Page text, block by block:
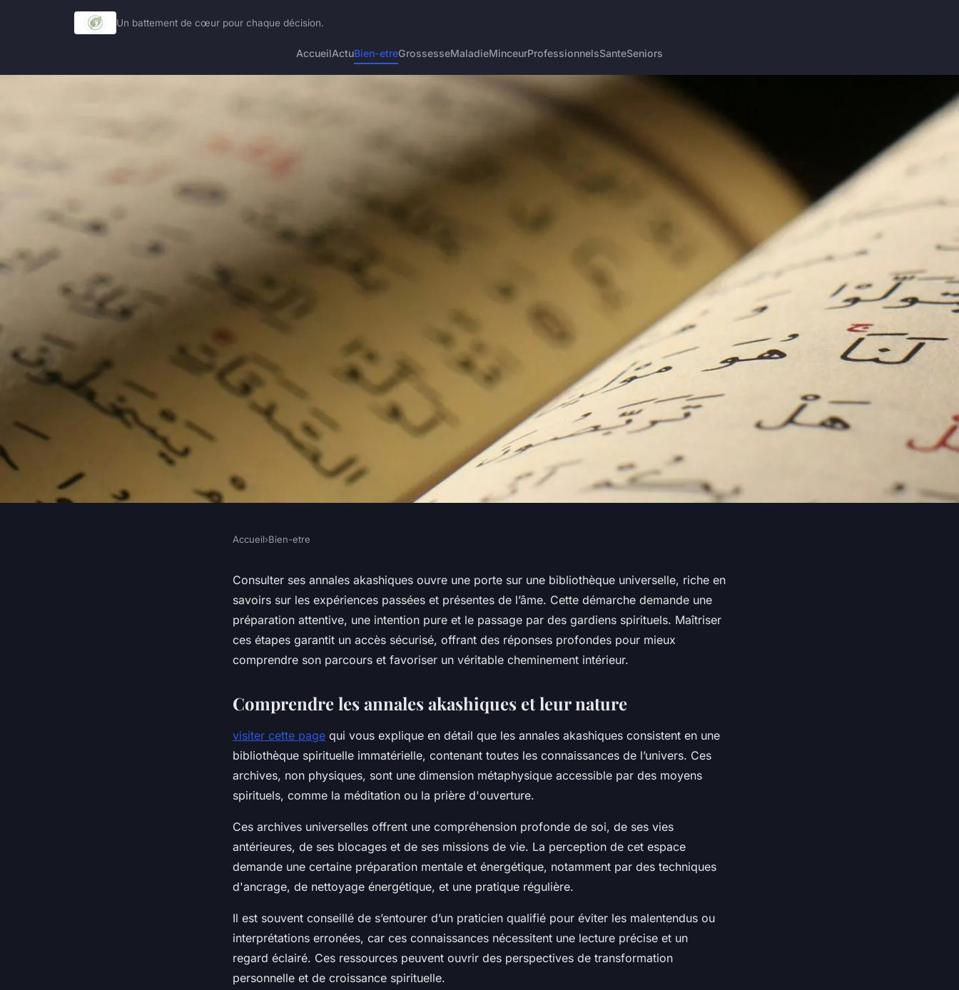
Un battement de cœur pour chaque décision.
AccueilActuBien-etreGrossesseMaladieMinceurProfessionnelsSanteSeniors
Akasha : comment consulter ses
annales en toute sécurité
5 min de lecture
Accueil›Bien-etre
Consulter ses annales akashiques ouvre une porte sur une bibliothèque universelle, riche en
savoirs sur les expériences passées et présentes de l’âme. Cette démarche demande une
préparation attentive, une intention pure et le passage par des gardiens spirituels. Maîtriser
ces étapes garantit un accès sécurisé, offrant des réponses profondes pour mieux
comprendre son parcours et favoriser un véritable cheminement intérieur.
Comprendre les annales akashiques et leur nature
visiter cette page qui vous explique en détail que les annales akashiques consistent en une
bibliothèque spirituelle immatérielle, contenant toutes les connaissances de l’univers. Ces
archives, non physiques, sont une dimension métaphysique accessible par des moyens
spirituels, comme la méditation ou la prière d'ouverture.
Ces archives universelles offrent une compréhension profonde de soi, de ses vies
antérieures, de ses blocages et de ses missions de vie. La perception de cet espace
demande une certaine préparation mentale et énergétique, notamment par des techniques
d'ancrage, de nettoyage énergétique, et une pratique régulière.
Il est souvent conseillé de s’entourer d’un praticien qualifié pour éviter les malentendus ou
interprétations erronées, car ces connaissances nécessitent une lecture précise et un
regard éclairé. Ces ressources peuvent ouvrir des perspectives de transformation
personnelle et de croissance spirituelle.